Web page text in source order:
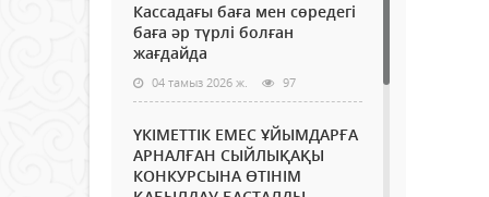
Кассадағы баға мен сөредегі
баға әр түрлі болған
жағдайда
04 тамыз 2026 ж. 97
ҮКІМЕТТІК ЕМЕС ҰЙЫМДАРҒА
АРНАЛҒАН СЫЙЛЫҚАҚЫ
КОНКУРСЫНА ӨТІНІМ